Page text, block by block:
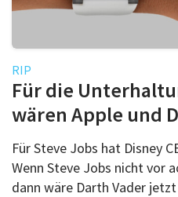
RIP
Für die
wären Apple und
Für Steve Jobs hat Disney
Wenn Steve Jobs nicht vor
dann wäre Darth Vader